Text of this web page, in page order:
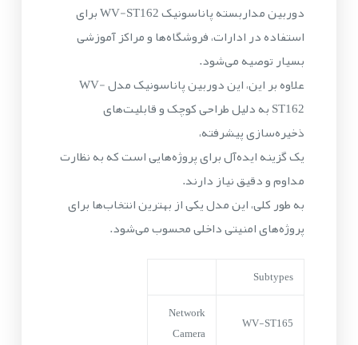
دوربین مداربسته پاناسونیک WV-ST162 برای
استفاده در ادارات، فروشگاه‌ها و مراکز آموزشی
بسیار توصیه می‌شود.
علاوه بر این، این دوربین پاناسونیک مدل WV-
ST162 به دلیل طراحی کوچک و قابلیت‌های
ذخیره‌سازی پیشرفته،
یک گزینه ایده‌آل برای پروژه‌هایی است که به نظارت
مداوم و دقیق نیاز دارند.
به طور کلی، این مدل یکی از بهترین انتخاب‌ها برای
پروژه‌های امنیتی داخلی محسوب می‌شود.
Subtypes
WV-ST165
Network
Camera